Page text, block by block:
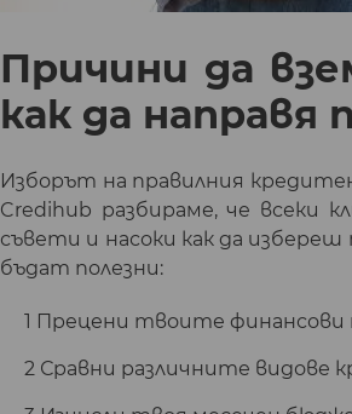
Причини да
как да направя
Изборът на правилния
Credihub разбираме, че всеки
съвети и насоки как да
бъдат полезни:
Прецени твоите финансови
Сравни различните видове